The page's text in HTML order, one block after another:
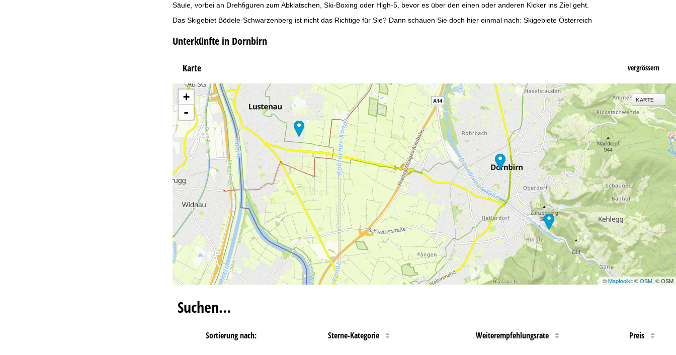
Säule, vorbei an Drehfiguren zum Abklatschen, Ski-Boxing oder High-5, bevor es über den einen oder anderen Kicker ins Ziel geht.
Das Skigebiet Bödele-Schwarzenberg ist nicht das Richtige für Sie? Dann schauen Sie doch hier einmal nach: Skigebiete Österreich
Unterkünfte in Dornbirn
Karte vergrössern
+
-
KARTE
©Maptoolkit©OSM, © OSM
Suchen…
Sortierung nach: Sterne-Kategorie Weiterempfehlungsrate Preis